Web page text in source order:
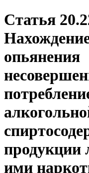
Статья
опьянения
продукции
ими